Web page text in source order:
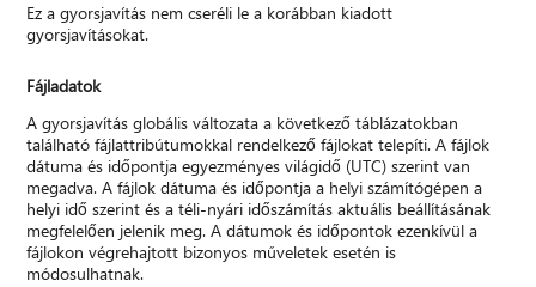
Ez a gyorsjavítás nem cseréli le a korábban kiadott
gyorsjavításokat.
Fájladatok
A gyorsjavítás globális változata a következő táblázatokban
található fájlattribútumokkal rendelkező fájlokat telepíti. A fájlok
dátuma és időpontja egyezményes világidő (UTC) szerint van
megadva. A fájlok dátuma és időpontja a helyi számítógépen a
helyi idő szerint és a téli-nyári időszámítás aktuális beállításának
megfelelően jelenik meg. A dátumok és időpontok ezenkívül a
fájlokon végrehajtott bizonyos műveletek esetén is
módosulhatnak.